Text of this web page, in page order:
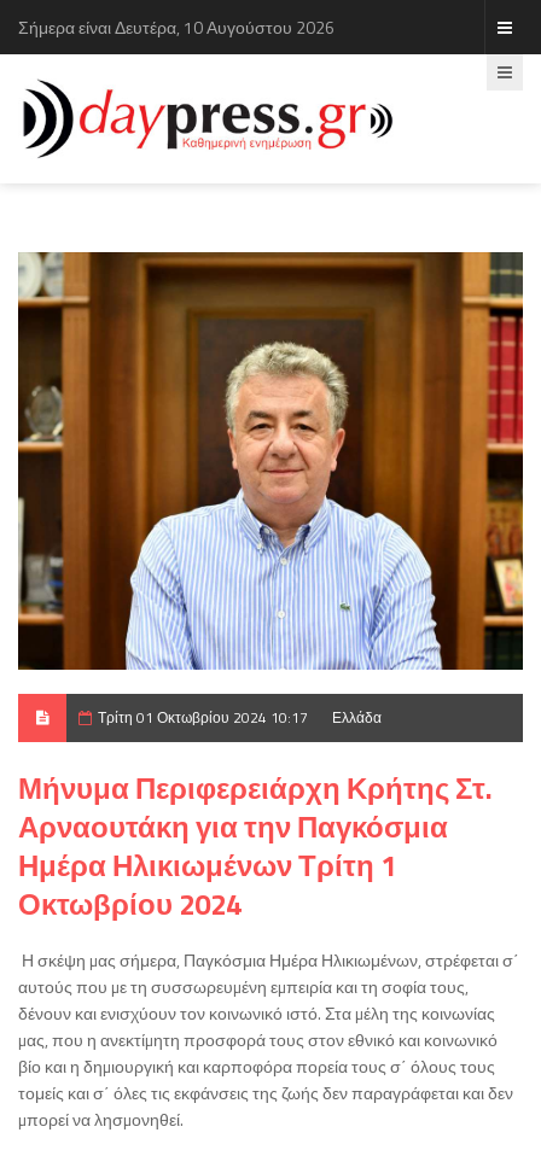
Σήμερα είναι Δευτέρα, 10 Αυγούστου 2026
Τρίτη 01 Οκτωβρίου 2024 10:17 Ελλάδα
Μήνυμα Περιφερειάρχη Κρήτης Στ.
Αρναουτάκη για την Παγκόσμια
Ημέρα Ηλικιωμένων Τρίτη 1
Οκτωβρίου 2024
Η σκέψη µας σήμερα, Παγκόσμια Ημέρα Ηλικιωμένων, στρέφεται σ΄
αυτούς που µε τη συσσωρευµένη εµπειρία και τη σοφία τους,
δένουν και ενισχύουν τον κοινωνικό ιστό. Στα µέλη της κοινωνίας
µας, που η ανεκτίµητη προσφορά τους στον εθνικό και κοινωνικό
βίο και η δηµιουργική και καρποφόρα πορεία τους σ΄ όλους τους
τομείς και σ΄ όλες τις εκφάνσεις της ζωής δεν παραγράφεται και δεν
µπορεί να λησµονηθεί.